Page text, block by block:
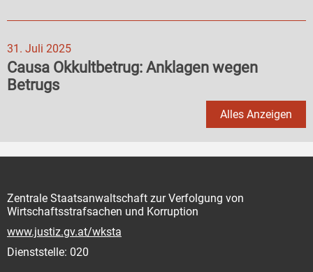
31. Juli 2025
Causa Okkultbetrug: Anklagen wegen
Betrugs
Alles Anzeigen
Zentrale Staatsanwaltschaft zur Verfolgung von
Wirtschaftsstrafsachen und Korruption
www.justiz.gv.at/wksta
Dienststelle: 020